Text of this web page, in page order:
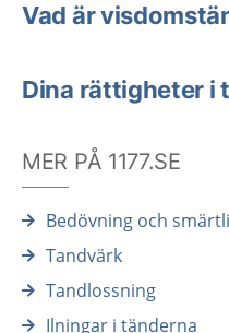
Vad är
Dina rättigheter i
MER PÅ 1177.SE
Bedövning och
Tandvärk
Tandlossning
Ilningar i tänderna